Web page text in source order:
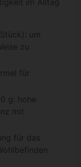
im Alltag
um
zu
für
g: hohe
mit
für das